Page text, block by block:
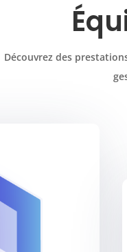
Découvrez des